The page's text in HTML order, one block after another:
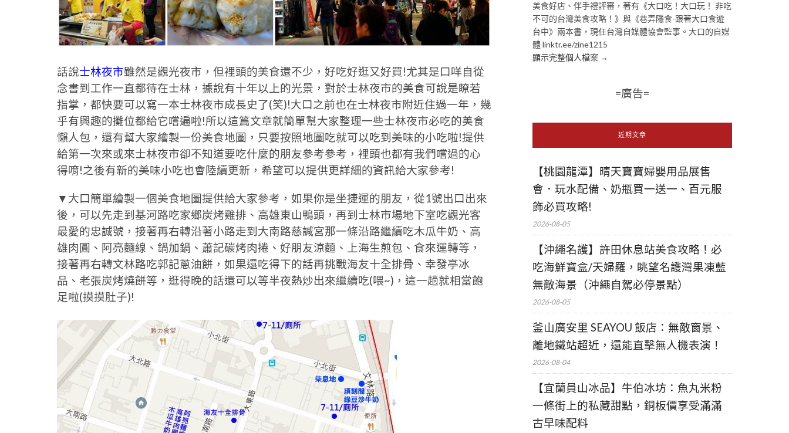
話說士林夜市雖然是觀光夜市，但裡頭的美食還不少，好吃好逛又好買!尤其是口咩自從
念書到工作一直都待在士林，據說有十年以上的光景，對於士林夜市的美食可說是瞭若
指掌，都快要可以寫一本士林夜市成長史了(笑)!大口之前也在士林夜市附近住過一年，幾
乎有興趣的攤位都給它嚐遍啦!所以這篇文章就簡單幫大家整理一些士林夜市必吃的美食
懶人包，還有幫大家繪製一份美食地圖，只要按照地圖吃就可以吃到美味的小吃啦!提供
給第一次來或來士林夜市卻不知道要吃什麼的朋友參考參考，裡頭也都有我們嚐過的心
得唷!之後有新的美味小吃也會陸續更新，希望可以提供更詳細的資訊給大家參考!
▼大口簡單繪製一個美食地圖提供給大家參考，如果你是坐捷運的朋友，從1號出口出來
後，可以先走到基河路吃家鄉炭烤雞排、高雄東山鴨頭，再到士林市場地下室吃觀光客
最愛的忠誠號，接著再右轉沿著小路走到大南路慈諴宮那一條沿路繼續吃木瓜牛奶、高
雄肉圓、阿亮麵線、鍋加鍋、蕭記碳烤肉捲、好朋友涼麵、上海生煎包、食來運轉等，
接著再右轉文林路吃郭記蔥油餅，如果還吃得下的話再挑戰海友十全排骨、幸發亭冰
品、老張炭烤燒餅等，逛得晚的話還可以等半夜熱炒出來繼續吃(喂~)，這一趟就相當飽
足啦(摸摸肚子)!
美食好店、伴手禮評審，著有《大口吃！大口玩！ 非吃
不可的台灣美食攻略！》與《巷弄隱食-跟著大口食遊
台中》兩本書，現任台灣自媒體協會監事。大口的自媒
體 linktr.ee/zine1215
顯示完整個人檔案 →
=廣告=
近期文章
【桃園龍潭】晴天寶寶婦嬰用品展售
會．玩水配備、奶瓶買一送一、百元服
飾必買攻略!
2026-08-05
【沖繩名護】許田休息站美食攻略！必
吃海鮮寶盒/天婦羅，眺望名護灣果凍藍
無敵海景（沖繩自駕必停景點）
2026-08-05
釜山廣安里 SEAYOU 飯店：無敵窗景、
離地鐵站超近，還能直擊無人機表演！
2026-08-04
【宜蘭員山冰品】牛伯冰坊：魚丸米粉
一條街上的私藏甜點，銅板價享受滿滿
古早味配料